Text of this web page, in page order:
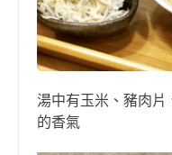
湯中有玉米、豬肉片
的香氣